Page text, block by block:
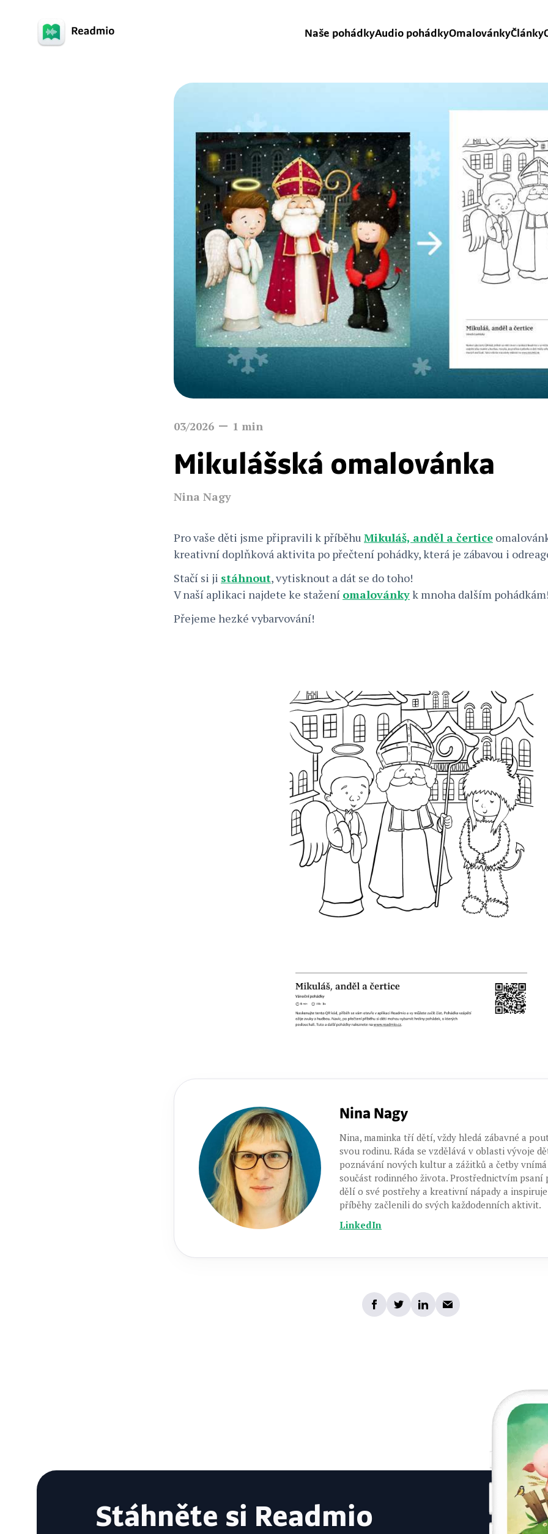
Naše pohádkyAudio pohádkyOmalovánkyČlánky
03/2026 1 min
Mikulášská omalovánka
Nina Nagy
Pro vaše děti jsme připravili k příběhu Mikuláš, anděl a čertice
kreativní doplňková aktivita po přečtení pohádky, která je zábavou i
Stačí si ji stáhnout, vytisknout a dát se do toho!
V naší aplikaci najdete ke stažení omalovánkyk mnoha dalším pohádkám!
Přejeme hezké vybarvování!
Nina Nagy
Nina, maminka tří dětí, vždy hledá zábavné a
svou rodinu. Ráda se vzdělává v oblasti vývoje
poznávání nových kultur a zážitků a četby
součást rodinného života. Prostřednictvím psaní
dělí o své postřehy a kreativní nápady a
příběhy začlenili do svých každodenních aktivit.
LinkedIn
Stáhněte si Readmio